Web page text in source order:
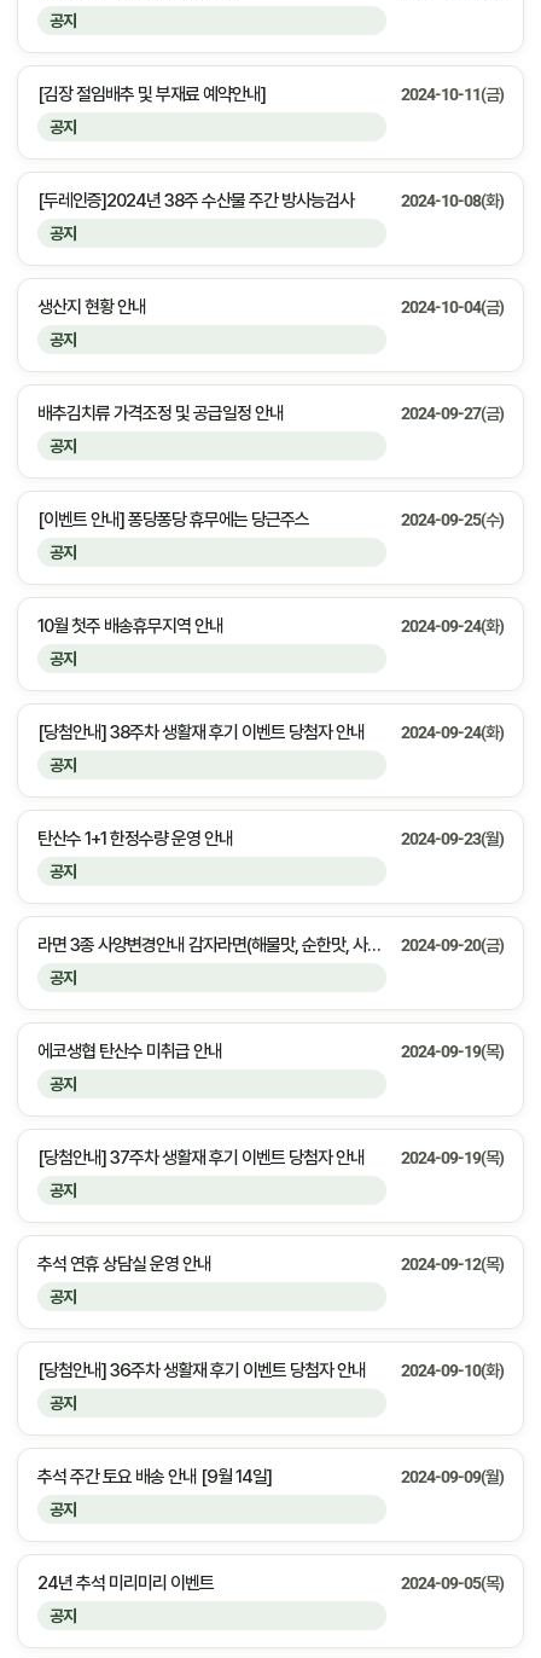
공지
공지
[김장 절임배추 및 부재료 예약안내] 2024-10-11(금)
공지
[두레인증]2024년 38주 수산물 주간 방사능검사 2024-10-08(화)
공지
생산지 현황 안내 2024-10-04(금)
공지
배추김치류 가격조정 및 공급일정 안내 2024-09-27(금)
공지
[이벤트 안내] 퐁당퐁당 휴무에는 당근주스 2024-09-25(수)
공지
10월 첫주 배송휴무지역 안내 2024-09-24(화)
공지
[당첨안내] 38주차 생활재 후기 이벤트 당첨자 안내 2024-09-24(화)
공지
탄산수 1+1 한정수량 운영 안내 2024-09-23(월)
공지
라면 3종 사양변경안내 감자라면(해물맛, 순한맛, 사리면) 2024-09-20(금)
공지
에코생협 탄산수 미취급 안내 2024-09-19(목)
공지
[당첨안내] 37주차 생활재 후기 이벤트 당첨자 안내 2024-09-19(목)
공지
추석 연휴 상담실 운영 안내 2024-09-12(목)
공지
[당첨안내] 36주차 생활재 후기 이벤트 당첨자 안내 2024-09-10(화)
공지
추석 주간 토요 배송 안내 [9월 14일] 2024-09-09(월)
공지
24년 추석 미리미리 이벤트 2024-09-05(목)